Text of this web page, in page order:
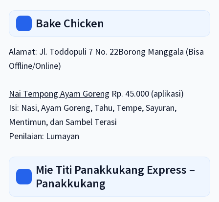
Bake Chicken
Alamat: Jl. Toddopuli 7 No. 22Borong Manggala (Bisa
Offline/Online)
Nai Tempong Ayam Goreng Rp. 45.000 (aplikasi)
Isi: Nasi, Ayam Goreng, Tahu, Tempe, Sayuran,
Mentimun, dan Sambel Terasi
Penilaian: Lumayan
Mie Titi Panakkukang Express –
Panakkukang